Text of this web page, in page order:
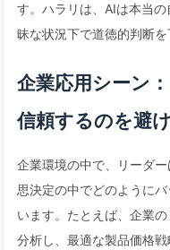
す。ハラリは、AIは本当
昧な状況下で道徳的判断を
企業応用シーン
信頼するのを避
企業環境の中で、リーダ
思決定の中でどのように
います。たとえば、企業
分析し、最適な製品価格